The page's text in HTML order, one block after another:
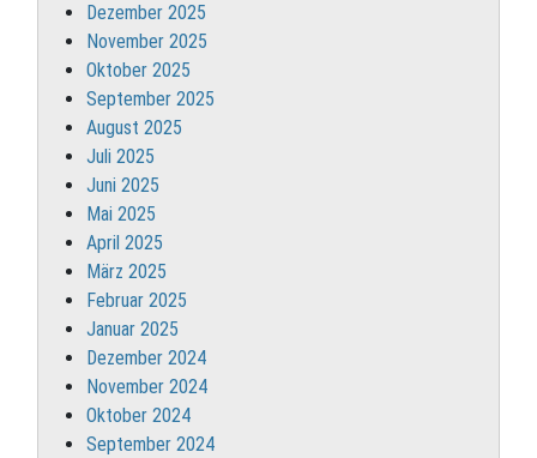
Dezember 2025
November 2025
Oktober 2025
September 2025
August 2025
Juli 2025
Juni 2025
Mai 2025
April 2025
März 2025
Februar 2025
Januar 2025
Dezember 2024
November 2024
Oktober 2024
September 2024